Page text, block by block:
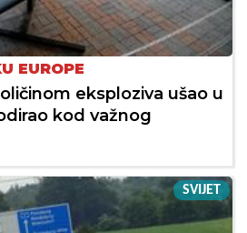
EUROPE
eksploziva ušao u
kod važnog
SVIJET